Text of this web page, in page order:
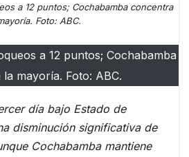
a 12 puntos; Cochabamba concentra
Foto: ABC.
a 12 puntos; Cochabamba
mayoría. Foto: ABC.
día bajo Estado de
disminución significativa de
Cochabamba mantiene